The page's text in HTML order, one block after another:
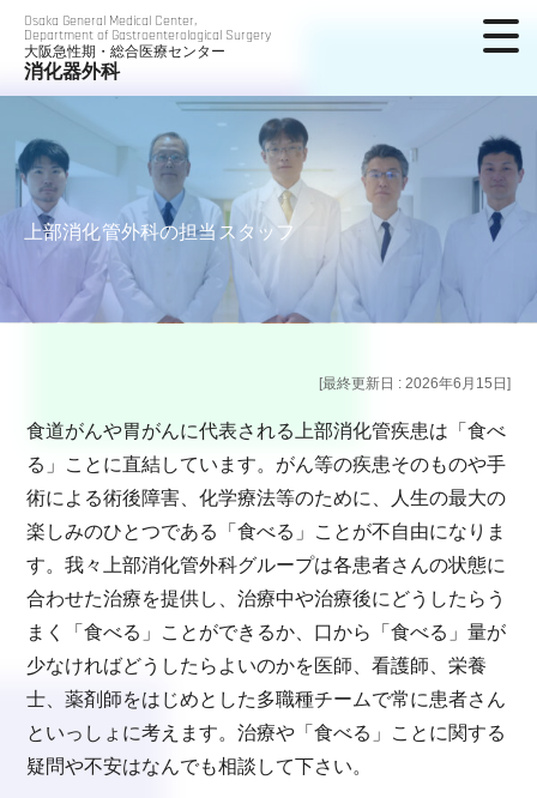
Osaka General Medical Center,
Department of Gastroenterological Surgery
大阪急性期・総合医療センター
消化器外科
上部消化管外科の担当スタッフ
[最終更新日 : 2026年6月15日]
食道がんや胃がんに代表される上部消化管疾患は「食べ
る」ことに直結しています。がん等の疾患そのものや手
術による術後障害、化学療法等のために、人生の最大の
楽しみのひとつである「食べる」ことが不自由になりま
す。我々上部消化管外科グループは各患者さんの状態に
合わせた治療を提供し、治療中や治療後にどうしたらう
まく「食べる」ことができるか、口から「食べる」量が
少なければどうしたらよいのかを医師、看護師、栄養
士、薬剤師をはじめとした多職種チームで常に患者さん
といっしょに考えます。治療や「食べる」ことに関する
疑問や不安はなんでも相談して下さい。